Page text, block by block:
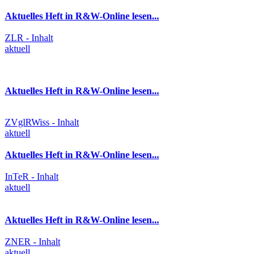
Aktuelles Heft in R&W-Online lesen...
ZLR - Inhalt
aktuell
Aktuelles Heft in R&W-Online lesen...
ZVglRWiss - Inhalt
aktuell
Aktuelles Heft in R&W-Online lesen...
InTeR - Inhalt
aktuell
Aktuelles Heft in R&W-Online lesen...
ZNER - Inhalt